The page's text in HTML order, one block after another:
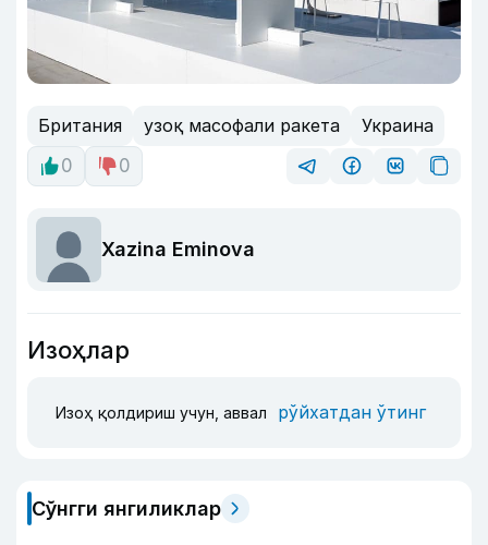
Британия узоқ масофали ракета
Украина
0
0
Xazina Eminova
Изоҳлар
Изоҳ қолдириш учун, аввал рўйхатдан ўтинг
Сўнгги янгиликлар